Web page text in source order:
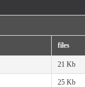
files
21 Kb
25 Kb